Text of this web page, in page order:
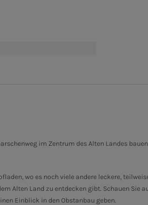
im Zentrum des Alten Landes
wo es noch viele andere leckere,
Alten Land zu entdecken gibt. Schauen Sie
Einblick in den Obstanbau geben.